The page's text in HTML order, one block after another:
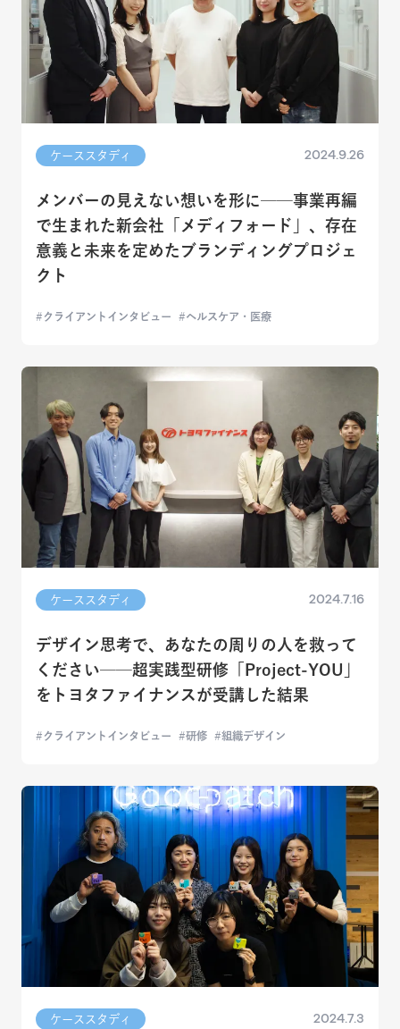
ケーススタディ 2024.9.26
メンバーの見えない想いを形に──事業再編
で生まれた新会社「メディフォード」、存在
意義と未来を定めたブランディングプロジェ
クト
クライアントインタビュー ヘルスケア・医療
ケーススタディ 2024.7.16
デザイン思考で、あなたの周りの人を救って
ください──超実践型研修「Project-YOU」
をトヨタファイナンスが受講した結果
クライアントインタビュー 研修 組織デザイン
ケーススタディ 2024.7.3